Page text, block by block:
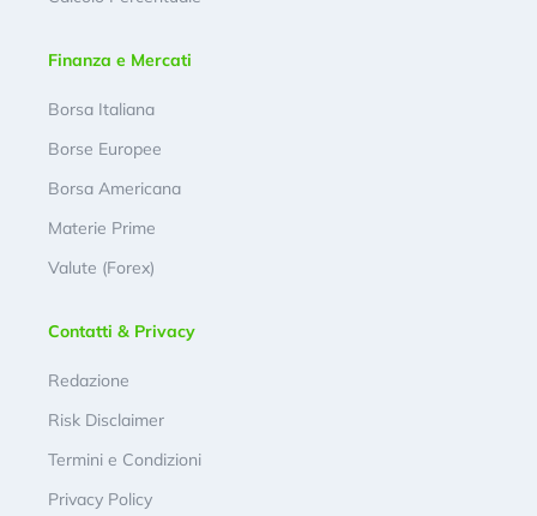
Finanza e Mercati
Borsa Italiana
Borse Europee
Borsa Americana
Materie Prime
Valute (Forex)
Contatti & Privacy
Redazione
Risk Disclaimer
Termini e Condizioni
Privacy Policy